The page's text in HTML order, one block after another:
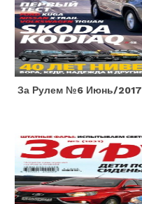
За Рулем №6 Июнь/2017